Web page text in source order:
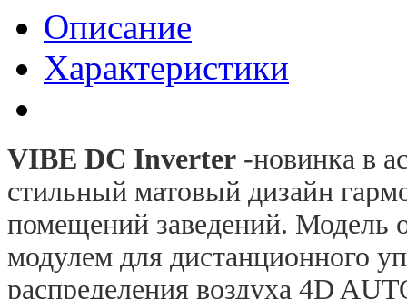
Описание
Характеристики
VIBE DC Inverter -новинка в
стильный матовый дизайн
помещений заведений. Модель
модулем для дистанционного
распределения воздуха 4D